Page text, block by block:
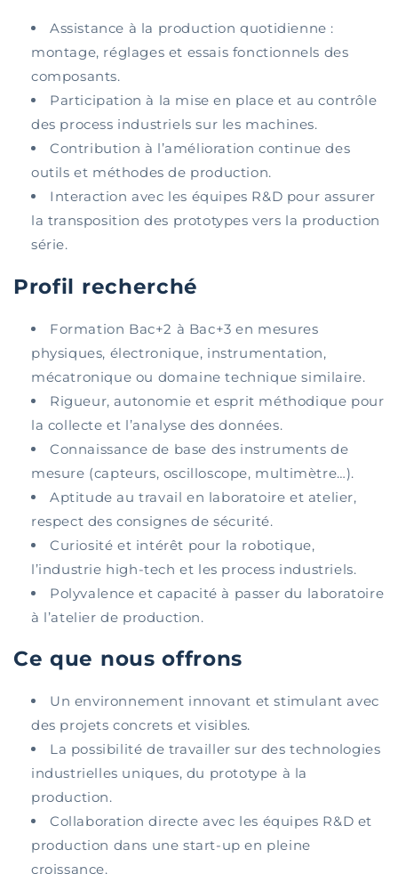
Assistance à la production quotidienne :
montage, réglages et essais fonctionnels des
composants.
Participation à la mise en place et au contrôle
des process industriels sur les machines.
Contribution à l’amélioration continue des
outils et méthodes de production.
Interaction avec les équipes R&D pour assurer
la transposition des prototypes vers la production
série.
Profil recherché
Formation Bac+2 à Bac+3 en mesures
physiques, électronique, instrumentation,
mécatronique ou domaine technique similaire.
Rigueur, autonomie et esprit méthodique pour
la collecte et l’analyse des données.
Connaissance de base des instruments de
mesure (capteurs, oscilloscope, multimètre…).
Aptitude au travail en laboratoire et atelier,
respect des consignes de sécurité.
Curiosité et intérêt pour la robotique,
l’industrie high-tech et les process industriels.
Polyvalence et capacité à passer du laboratoire
à l’atelier de production.
Ce que nous offrons
Un environnement innovant et stimulant avec
des projets concrets et visibles.
La possibilité de travailler sur des technologies
industrielles uniques, du prototype à la
production.
Collaboration directe avec les équipes R&D et
production dans une start-up en pleine
croissance.